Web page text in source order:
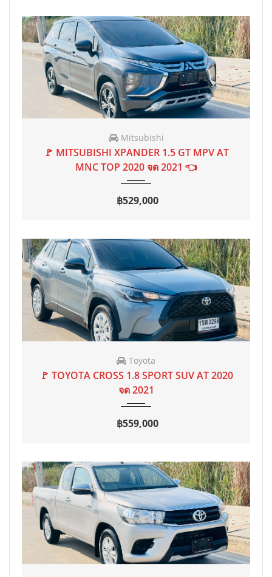
2020 จด 2021 AT
Mitsubishi
🚩 MITSUBISHI XPANDER 1.5 GT MPV AT
MNC TOP 2020 จด 2021 👈
฿529,000
2020 จด 2021 AT
Toyota
🚩 TOYOTA CROSS 1.8 SPORT SUV AT 2020
จด 2021
฿559,000